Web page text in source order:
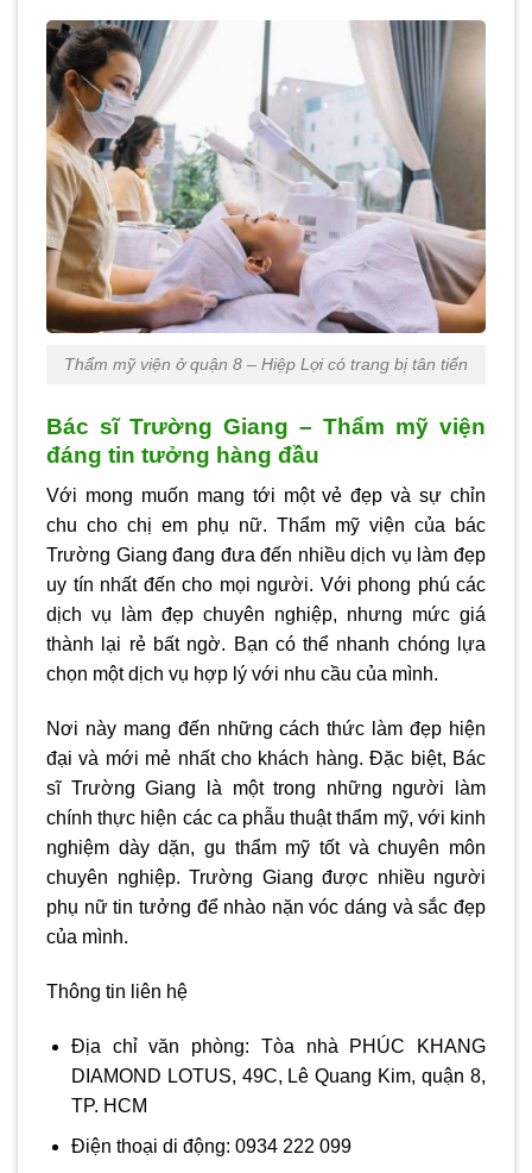
Thẩm mỹ viện ở quận 8 – Hiệp Lợi có trang bị tân tiến
Bác sĩ Trường Giang – Thẩm mỹ viện
đáng tin tưởng hàng đầu
Với mong muốn mang tới một vẻ đẹp và sự chỉn
chu cho chị em phụ nữ. Thẩm mỹ viện của bác
Trường Giang đang đưa đến nhiều dịch vụ làm đẹp
uy tín nhất đến cho mọi người. Với phong phú các
dịch vụ làm đẹp chuyên nghiệp, nhưng mức giá
thành lại rẻ bất ngờ. Bạn có thể nhanh chóng lựa
chọn một dịch vụ hợp lý với nhu cầu của mình.
Nơi này mang đến những cách thức làm đẹp hiện
đại và mới mẻ nhất cho khách hàng. Đặc biệt, Bác
sĩ Trường Giang là một trong những người làm
chính thực hiện các ca phẫu thuật thẩm mỹ, với kinh
nghiệm dày dặn, gu thẩm mỹ tốt và chuyên môn
chuyên nghiệp. Trường Giang được nhiều người
phụ nữ tin tưởng để nhào nặn vóc dáng và sắc đẹp
của mình.
Thông tin liên hệ
Địa chỉ văn phòng: Tòa nhà PHÚC KHANG
DIAMOND LOTUS, 49C, Lê Quang Kim, quận 8,
TP. HCM
Điện thoại di động: 0934 222 099